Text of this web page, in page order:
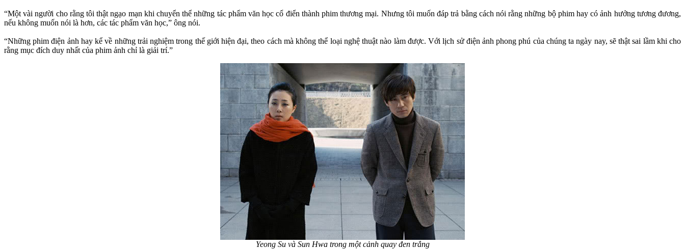
“Một vài người cho rằng tôi thật ngạo mạn khi chuyển thể những tác phẩm văn học cổ điển thành phim thương mại. Nhưng tôi muốn đáp trả bằng cách nói rằng những bộ phim hay có ảnh hưởng tương đương,
nếu không muốn nói là hơn, các tác phẩm văn học,” ông nói.
“Những phim điện ảnh hay kể về những trải nghiệm trong thế giới hiện đại, theo cách mà không thể loại nghệ thuật nào làm được. Với lịch sử điện ảnh phong phú của chúng ta ngày nay, sẽ thật sai lầm khi cho
rằng mục đích duy nhất của phim ảnh chỉ là giải trí.”
Yeong Su và Sun Hwa trong một cảnh quay đen trắng